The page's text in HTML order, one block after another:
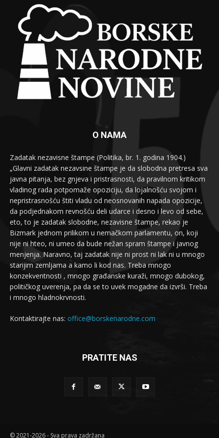
O NAMA
Zadatak nezavisne štampe (Politika, br. 1. godina 1904.)
„Glavni zadatak nezavsine štampe je da slobodna pretresa sva
javna pitanja, bez gnjeva i pristrasnosti, da pravilnom kritikom
vladinog rada potpomaže opoziciju, da lojalnošću svojom i
nepristrasnošću štiti vladu od neosnovanih napada opozicije,
da podjednakom revnošću deli udarce i desno i levo od sebe,
eto, to je zadatak slobodne, nezavisne štampe, rekao je
Bizmark jednom prilikom u nemačkom parlamentu, on, koji
nije ni hteo, ni umeo da bude nežan spram štampe i javnog
menjenja. Naravno, taj zadatak nije ni prost ni lak ni u mnogo
starijim zemljama a kamo li kod nas. Treba mnogo
konzekventnosti , mnogo građanske kuraži, mnogo dubokog,
političkog uverenja, pa da se to uvek mogadne da izvrši. Treba
i mnogo hladnokrvnosti.
Kontaktirajte nas: office@borskenarodne.com
PRATITE NAS
© 2021-2026 - Sva prava zadržana